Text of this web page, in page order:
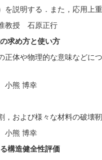
を説明する．また，応用上
教授 石原正行
求め方と使い方
正体や物理的な意味などに
小熊 博幸
および様々な材料の破壊
小熊 博幸
構造健全性評価